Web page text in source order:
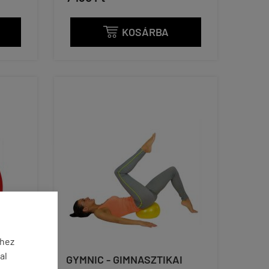
 KOSÁRBA
GYMNIC - GIMNASZTIKAI